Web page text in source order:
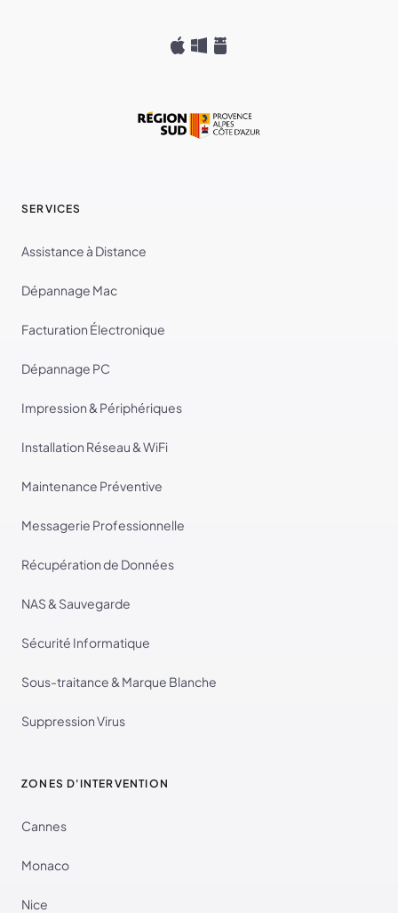
SERVICES
Assistance à Distance
Dépannage Mac
Facturation Électronique
Dépannage PC
Impression & Périphériques
Installation Réseau & WiFi
Maintenance Préventive
Messagerie Professionnelle
Récupération de Données
NAS & Sauvegarde
Sécurité Informatique
Sous-traitance & Marque Blanche
Suppression Virus
ZONES D'INTERVENTION
Cannes
Monaco
Nice